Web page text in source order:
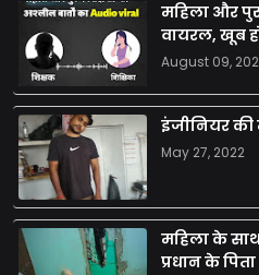
महिला और
वायरल, खूब
August 09,
इंजीनियर की
May 27, 2022
महिला के
प्रधान के